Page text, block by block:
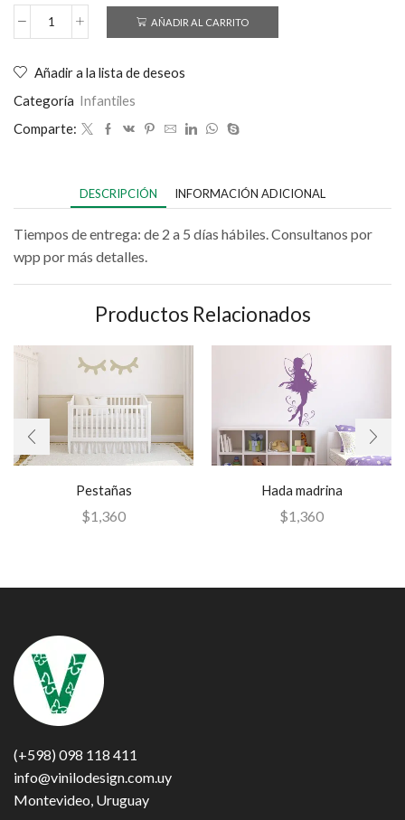
AÑADIR AL CARRITO
Añadir a la lista de deseos
Categoría Infantiles
Comparte:
DESCRIPCIÓN INFORMACIÓN ADICIONAL
Tiempos de entrega: de 2 a 5 días hábiles. Consultanos por
wpp por más detalles.
Productos Relacionados
Pestañas
$1,360
Hada madrina
$1,360
(+598) 098 118 411
info@vinilodesign.com.uy
Montevideo, Uruguay